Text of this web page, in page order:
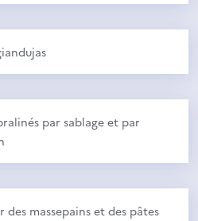
par sablage et par
massepains et des pâtes